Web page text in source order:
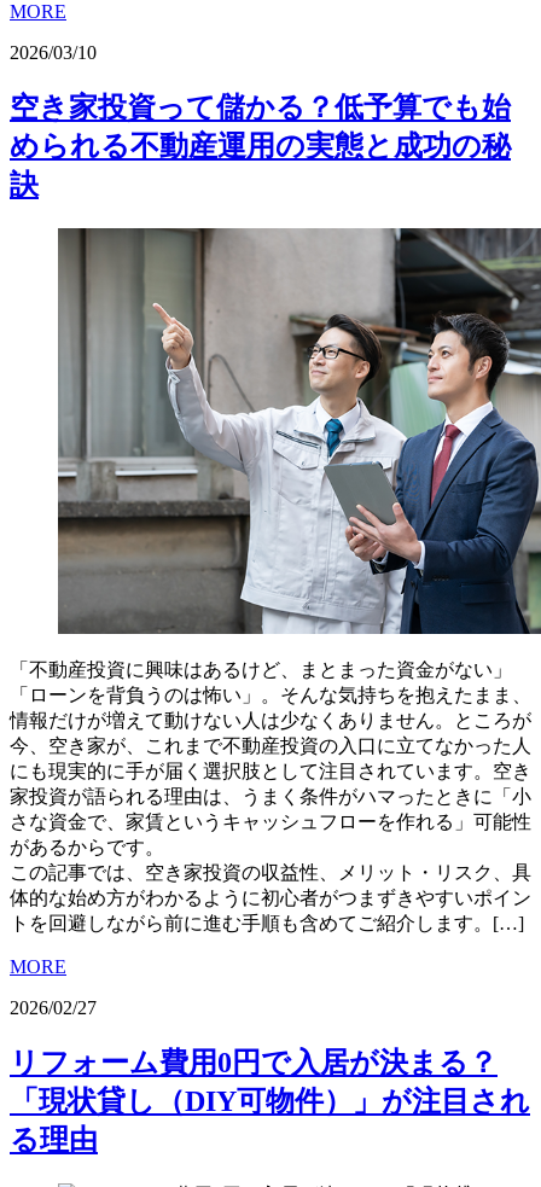
MORE
2026/03/10
空き家投資って儲かる？低予算でも始
められる不動産運用の実態と成功の秘
訣
「不動産投資に興味はあるけど、まとまった資金がない」
「ローンを背負うのは怖い」。そんな気持ちを抱えたまま、
情報だけが増えて動けない人は少なくありません。ところが
今、空き家が、これまで不動産投資の入口に立てなかった人
にも現実的に手が届く選択肢として注目されています。空き
家投資が語られる理由は、うまく条件がハマったときに「小
さな資金で、家賃というキャッシュフローを作れる」可能性
があるからです。
この記事では、空き家投資の収益性、メリット・リスク、具
体的な始め方がわかるように初心者がつまずきやすいポイン
トを回避しながら前に進む手順も含めてご紹介します。[…]
MORE
2026/02/27
リフォーム費用0円で入居が決まる？
「現状貸し（DIY可物件）」が注目され
る理由